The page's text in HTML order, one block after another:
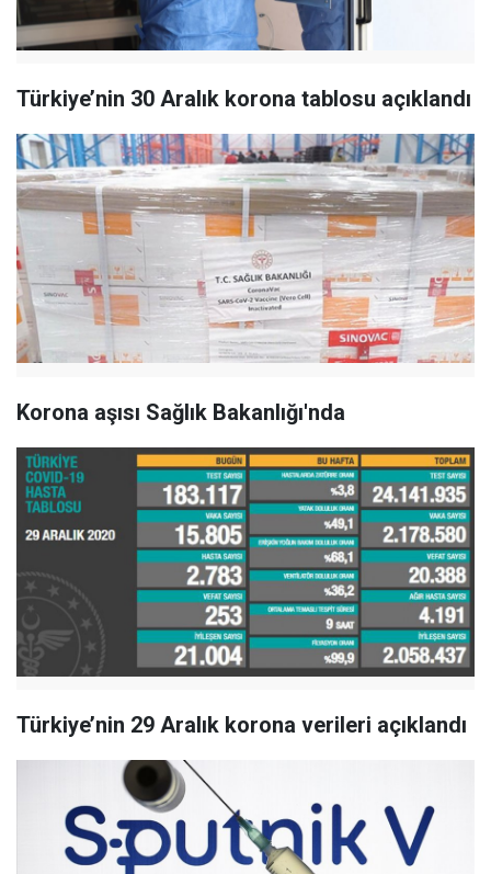
Türkiye’nin 30 Aralık korona tablosu açıklandı
Korona aşısı Sağlık Bakanlığı'nda
Türkiye’nin 29 Aralık korona verileri açıklandı